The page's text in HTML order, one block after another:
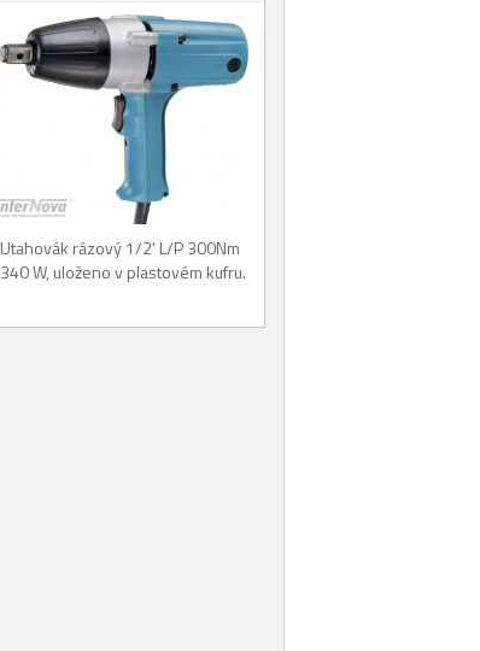
Utahovák rázový 1/2' L/P 300Nm
340 W, uloženo v plastovém kufru.